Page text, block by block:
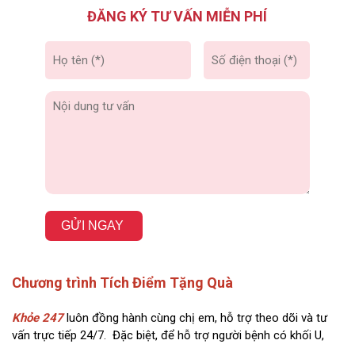
ĐĂNG KÝ TƯ VẤN MIỄN PHÍ
GỬI NGAY
Chương trình Tích Điểm Tặng Quà
Khỏe 247luôn đồng hành cùng chị em, hỗ trợ theo dõi và tư
vấn trực tiếp 24/7. Đặc biệt, để hỗ trợ người bệnh có khối U,